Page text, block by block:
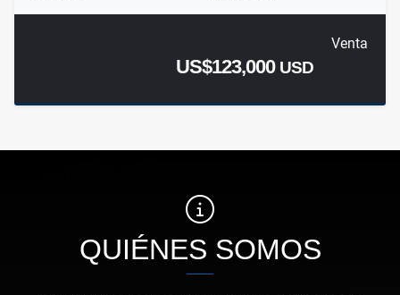
Venta
US$123,000 USD
QUIÉNES SOMOS